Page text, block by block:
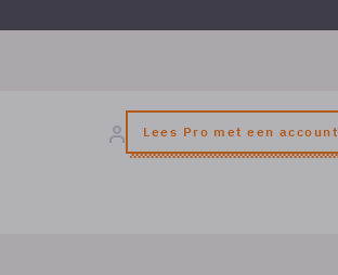
Lees Pro met een account